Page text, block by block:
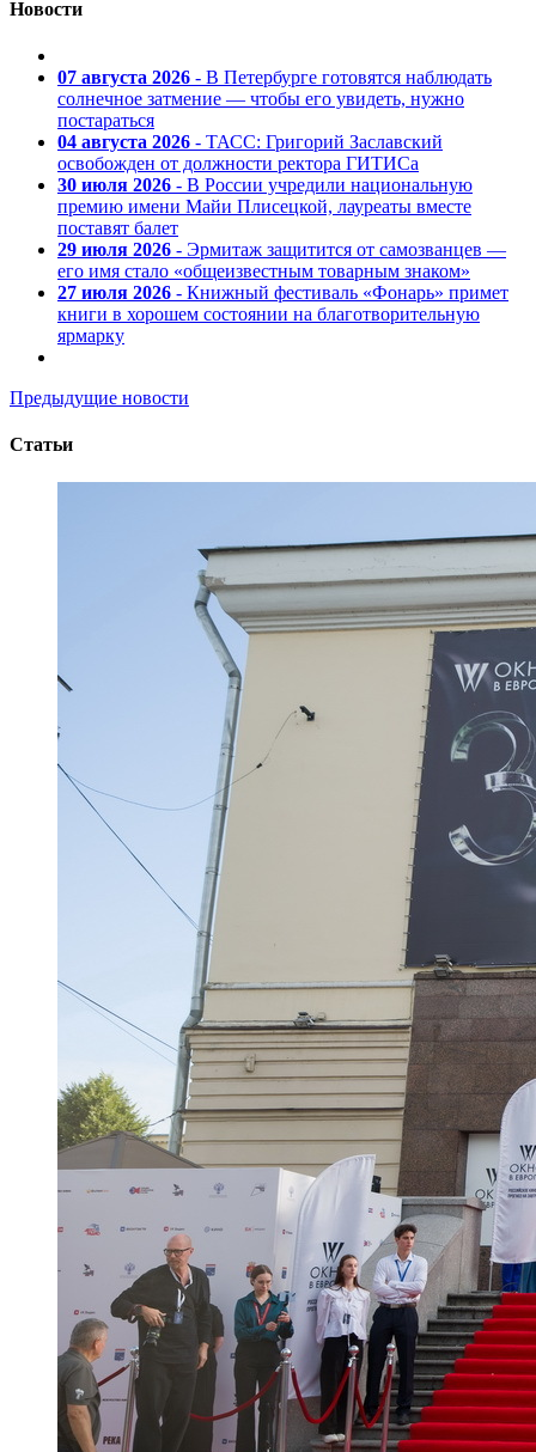
Новости
07 августа 2026 - В Петербурге готовятся наблюдать
солнечное затмение — чтобы его увидеть, нужно
постараться
04 августа 2026 - ТАСС: Григорий Заславский
освобожден от должности ректора ГИТИСа
30 июля 2026 - В России учредили национальную
премию имени Майи Плисецкой, лауреаты вместе
поставят балет
29 июля 2026 - Эрмитаж защитится от самозванцев —
его имя стало «общеизвестным товарным знаком»
27 июля 2026 - Книжный фестиваль «Фонарь» примет
книги в хорошем состоянии на благотворительную
ярмарку
Предыдущие новости
Статьи